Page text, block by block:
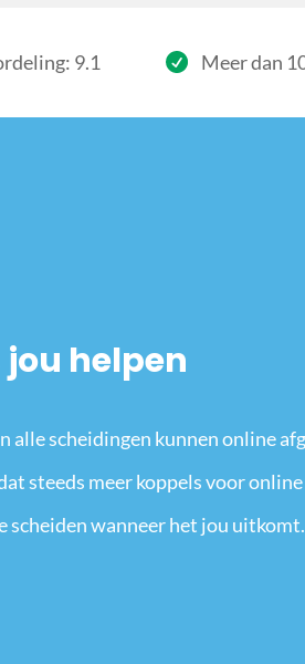
9.1 Meer dan
helpen
alle scheidingen kunnen online
steeds meer koppels voor
scheiden wanneer het jou uitkomt.